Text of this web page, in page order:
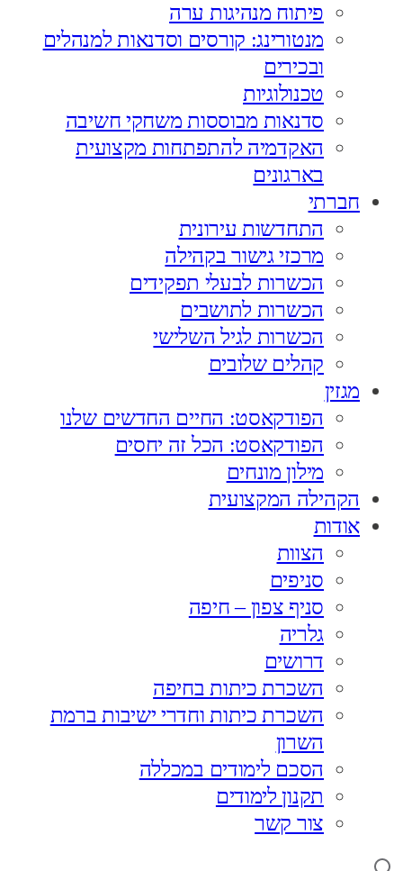
פיתוח מנהיגות ערה
מנטורינג: קורסים וסדנאות למנהלים
ובכירים
טכנולוגיות
סדנאות מבוססות משחקי חשיבה
האקדמיה להתפתחות מקצועית
בארגונים
חברתי
התחדשות עירונית
מרכזי גישור בקהילה
הכשרות לבעלי תפקידים
הכשרות לתושבים
הכשרות לגיל השלישי
קהלים שלובים
מגזין
הפודקאסט: החיים החדשים שלנו
הפודקאסט: הכל זה יחסים
מילון מונחים
הקהילה המקצועית
אודות
הצוות
סניפים
סניף צפון – חיפה
גלריה
דרושים
השכרת כיתות בחיפה
השכרת כיתות וחדרי ישיבות ברמת
השרון
הסכם לימודים במכללה
תקנון לימודים
צור קשר